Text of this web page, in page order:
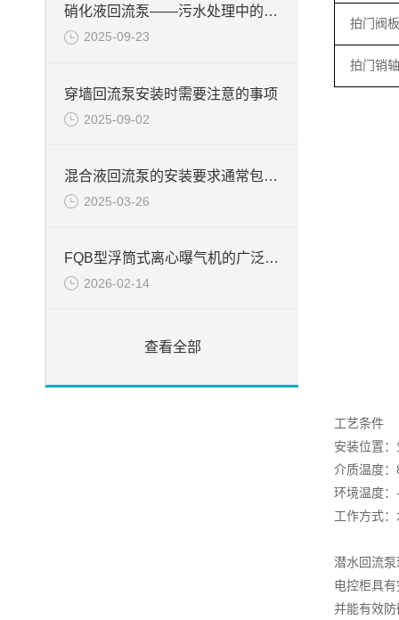
硝化液回流泵——污水处理中的关键角色
2025-09-23
穿墙回流泵安装时需要注意的事项
2025-09-02
混合液回流泵的安装要求通常包括以下几个方面
2025-03-26
FQB型浮筒式离心曝气机的广泛应用
2026-02-14
查看全部
拍门阀板
拍门销轴
工艺条件
安装位置
介质温度
环境温度
工作方式
潜水回流
电控柜具
并能有效